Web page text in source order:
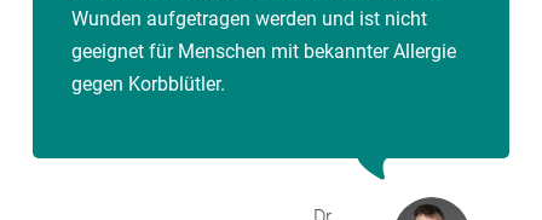
Wunden aufgetragen werden und ist nicht
geeignet für Menschen mit bekannter Allergie
gegen Korbblütler.